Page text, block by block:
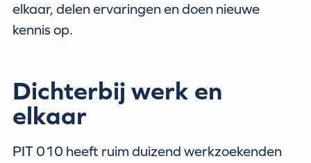
elkaar, delen ervaringen en doen nieuwe
kennis op.
Dichterbij werk en
elkaar
PIT 010 heeft ruim duizend werkzoekenden